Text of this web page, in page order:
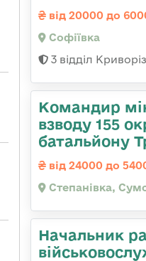
від 20000 до
Софіївка
3 відділ
Командир
взводу 155
батальйону
від 24000 до
Степанівка,
Начальник